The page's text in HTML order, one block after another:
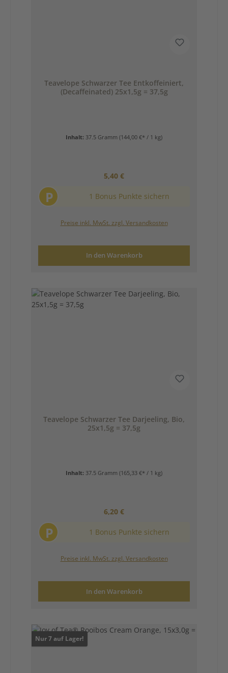
Teavelope Schwarzer Tee Entkoffeiniert,
(Decaffeinated) 25x1,5g = 37,5g
Inhalt: 37.5 Gramm (144,00 €* / 1 kg)
Regulärer Preis:
5,40 €
P 1 Bonus Punkte sichern
Preise inkl. MwSt. zzgl. Versandkosten
In den Warenkorb
Teavelope Schwarzer Tee Darjeeling, Bio,
25x1,5g = 37,5g
Inhalt: 37.5 Gramm (165,33 €* / 1 kg)
Regulärer Preis:
6,20 €
P 1 Bonus Punkte sichern
Preise inkl. MwSt. zzgl. Versandkosten
In den Warenkorb
Nur 7 auf Lager!